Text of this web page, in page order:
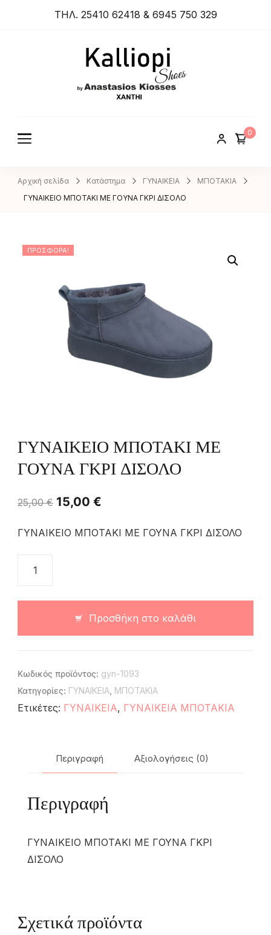
ΤΗΛ. 25410 62418 & 6945 750 329
KIOSSES
0
Αρχική σελίδα Κατάστημα ΓΥΝΑΙΚΕΙΑ
ΜΠΟΤΑΚΙΑ
ΓΥΝΑΙΚΕΙΟ ΜΠΟΤΑΚΙ ΜΕ ΓΟΥΝΑ ΓΚΡΙ ΔΙΣΟΛΟ
ΠΡΟΣΦΟΡΆ!
ΓΥΝΑΙΚΕΙΟ ΜΠΟΤΑΚΙ ΜΕ
ΓΟΥΝΑ ΓΚΡΙ ΔΙΣΟΛΟ
25,00€ 15,00 €
ΓΥΝΑΙΚΕΙΟ ΜΠΟΤΑΚΙ ΜΕ ΓΟΥΝΑ ΓΚΡΙ ΔΙΣΟΛΟ
Προσθήκη στο καλάθι
Κωδικός προϊόντος: gyn-1093
Κατηγορίες: ΓΥΝΑΙΚΕΙΑ, ΜΠΟΤΑΚΙΑ
Ετικέτες: ΓΥΝΑΙΚΕΙΑ, ΓΥΝΑΙΚΕΙΑ ΜΠΟΤΑΚΙΑ
Περιγραφή Αξιολογήσεις (0)
Περιγραφή
ΓΥΝΑΙΚΕΙΟ ΜΠΟΤΑΚΙ ΜΕ ΓΟΥΝΑ ΓΚΡΙ
ΔΙΣΟΛΟ
Σχετικά προϊόντα